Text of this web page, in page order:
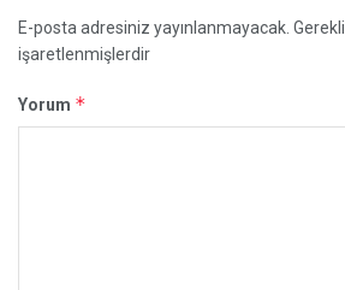
E-posta adresiniz yayınlanmayacak.
işaretlenmişlerdir
Yorum *